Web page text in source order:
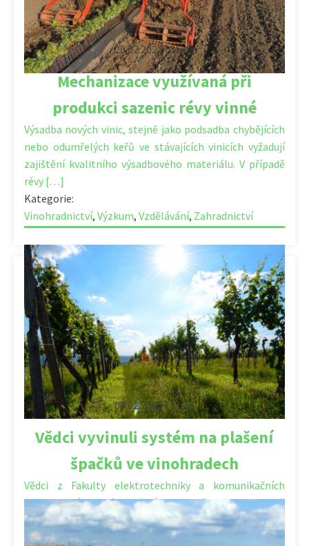
20.02.2022 | 15:45
Mechanizace využívaná při
produkci sazenic révy vinné
Výsadba nových vinic, stejně jako podsadba chybějících
nebo odumřelých keřů ve stávajících vinicích vyžadují
zajištění kvalitního výsadbového materiálu. V případě
révy […]
Kategorie:
Vinohradnictví, Výzkum, Vzdělávání, Zahradnictví
09.02.2022 | 11:16
Vědci vyvinuli systém na plašení
špačků ve vinohradech
Vědci z Fakulty elektrotechniky a komunikačních
technologií Vysokého učení technického (VUT) v Brně
vyvinuli inteligentní systém plašení špačků, který
pomáhá […]